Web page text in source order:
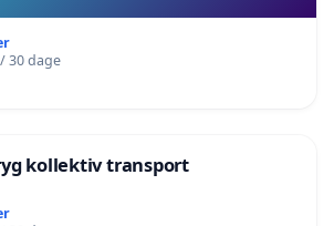
30 dage
kollektiv transport